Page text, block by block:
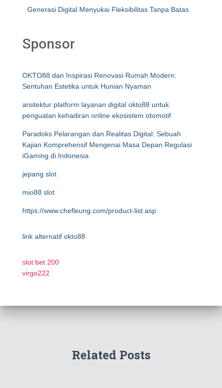
Generasi Digital Menyukai Fleksibilitas Tanpa Batas
Sponsor
OKTO88 dan Inspirasi Renovasi Rumah Modern:
Sentuhan Estetika untuk Hunian Nyaman
arsitektur platform layanan digital okto88 untuk
penguatan kehadiran online ekosistem otomotif
Paradoks Pelarangan dan Realitas Digital: Sebuah
Kajian Komprehensif Mengenai Masa Depan Regulasi
iGaming di Indonesia
jepang slot
mio88 slot
https://www.chefleung.com/product-list.asp
link alternatif okto88
slot bet 200
virgo222
Related Posts